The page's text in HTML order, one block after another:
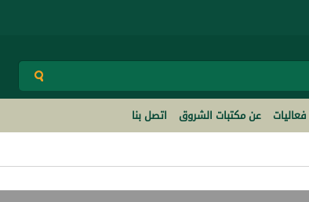
فعاليات عن مكتبات الشروق اتصل بنا